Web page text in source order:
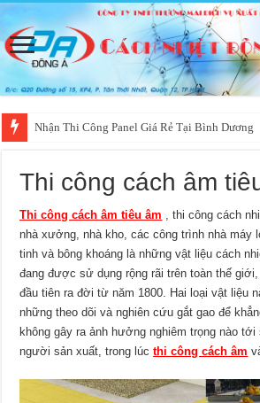
Nhận Thi Công Panel Giá Rẻ Tại Bình Dương
Thi công cách âm
Thi công cách âm tiêu âm , thi công cách
nhà xưởng, nhà kho, các công trình nhà máy
tinh và bông khoáng là những vật liệu cách
đang được sử dụng rộng rãi trên toàn thế
đầu tiên ra đời từ năm 1800. Hai loại vật liệu
những theo dõi và nghiên cứu gắt gao để
không gây ra ảnh hưởng nghiêm trọng nào
người sản xuất, trong lúcthi công cách âm